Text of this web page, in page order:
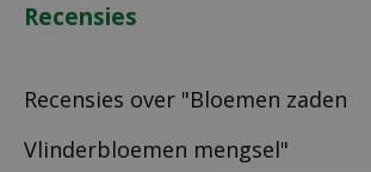
Recensies
Recensies over "Bloemen zaden
Vlinderbloemen mengsel"